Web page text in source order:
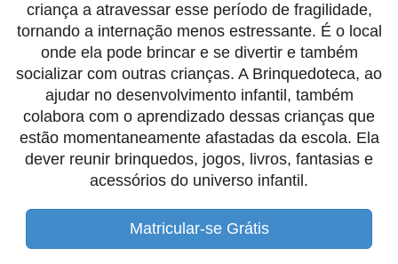
criança a atravessar esse período de fragilidade,
tornando a internação menos estressante. É o local
onde ela pode brincar e se divertir e também
socializar com outras crianças. A Brinquedoteca, ao
ajudar no desenvolvimento infantil, também
colabora com o aprendizado dessas crianças que
estão momentaneamente afastadas da escola. Ela
dever reunir brinquedos, jogos, livros, fantasias e
acessórios do universo infantil.
Matricular-se Grátis